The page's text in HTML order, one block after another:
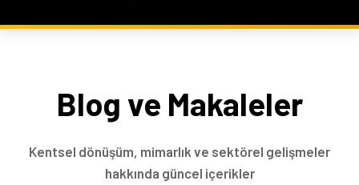
Blog ve Makaleler
Kentsel dönüşüm, mimarlık ve sektörel gelişmeler
hakkında güncel içerikler